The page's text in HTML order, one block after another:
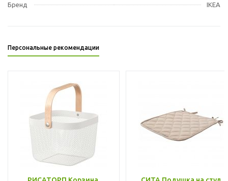
Бренд IKEA
Персональные рекомендации